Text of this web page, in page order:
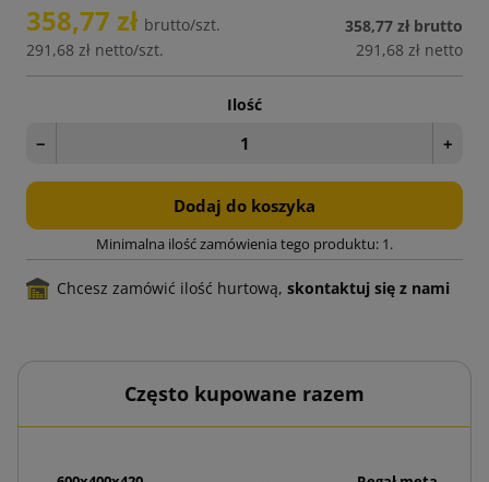
358,77 zł brutto/szt.
291,68 zł netto/szt.
358,77 zł brutto
291,68 zł netto
Ilość
− +
Dodaj do koszyka
Minimalna ilość zamówienia tego produktu: 1.
Chcesz zamówić ilość hurtową, skontaktuj się z nami
Często kupowane razem